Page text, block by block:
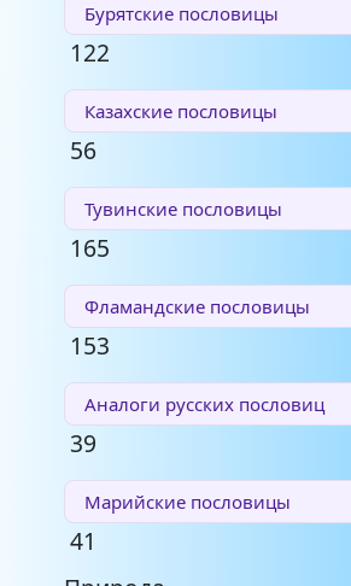
Бурятские пословицы
122
Казахские пословицы
56
Тувинские пословицы
165
Фламандские пословицы
153
Аналоги русских пословиц
39
Марийские пословицы
41